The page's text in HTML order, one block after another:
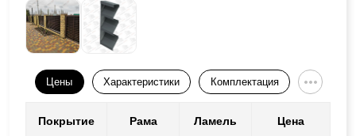
Цены Характеристики Комплектация
Покрытие Рама Ламель Цена